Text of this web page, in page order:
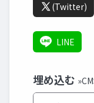
(Twitter)
LINE
埋め込む